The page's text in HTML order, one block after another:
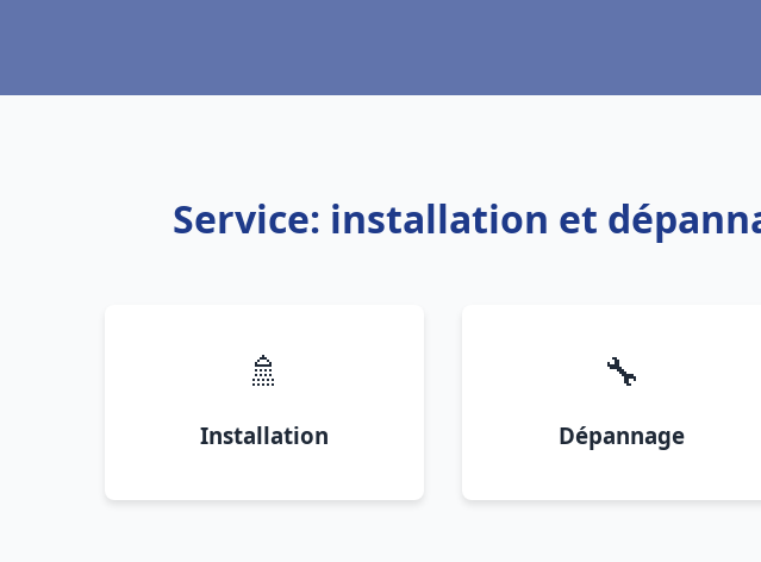
Service: installation et
🚿
Installation
🔧
Dépannage